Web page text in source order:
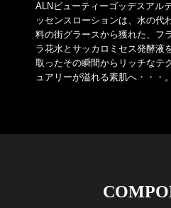
ALNビューティーゴッデスアル
ッセンスローションは、水の代
料の街グラースから獲れた、フ
ラ花水とサッカロミセス発酵液
取ったその瞬間からリッチなテ
ュアリーが溢れる素肌へ・・・。